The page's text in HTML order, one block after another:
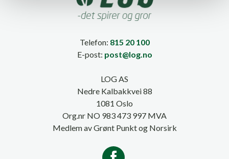
Telefon: 815 20 100
E-post: post@log.no
LOG AS
Nedre Kalbakkvei 88
1081 Oslo
Org.nr NO 983 473 997 MVA
Medlem av Grønt Punkt og Norsirk